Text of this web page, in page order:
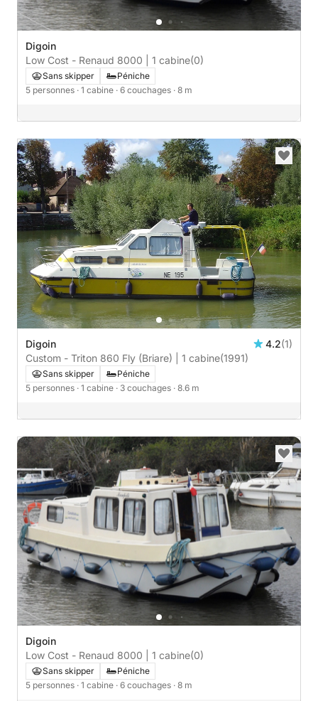
Digoin
Low Cost - Renaud 8000 | 1 cabine(0)
Sans skipper
Péniche
5 personnes · 1 cabine · 6 couchages · 8 m
Digoin 4.2(1)
Custom - Triton 860 Fly (Briare) | 1 cabine(1991)
Sans skipper
Péniche
5 personnes · 1 cabine · 3 couchages · 8.6 m
Digoin
Low Cost - Renaud 8000 | 1 cabine(0)
Sans skipper
Péniche
5 personnes · 1 cabine · 6 couchages · 8 m